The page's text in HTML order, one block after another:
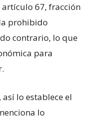
artículo 67, fracción
prohibido
contrario, lo que
para
lo establece el
lo